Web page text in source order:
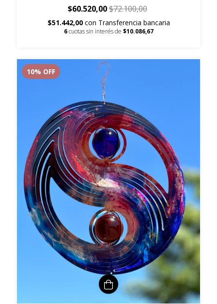
$60.520,00$72.100,00
$51.442,00 con Transferencia bancaria
6 cuotas sin interés de $10.086,67
10% OFF